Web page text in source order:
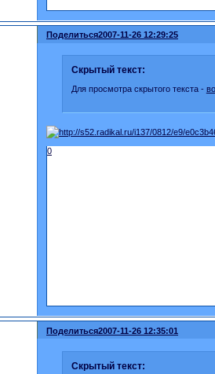
Поделиться2007-11-26 12:29:25
Скрытый текст:
Для просмотра скрытого текста -
0
Поделиться2007-11-26 12:35:01
Скрытый текст: